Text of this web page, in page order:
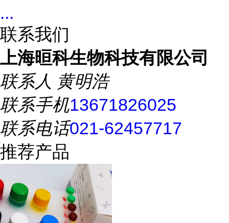
...
联系我们
上海晅科生物科技有限公司
联系人 黄明浩
联系手机13671826025
联系电话021-62457717
推荐产品